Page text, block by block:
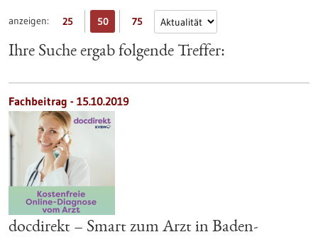
anzeigen: 25 50 75
Ihre Suche ergab folgende Treffer:
Fachbeitrag - 15.10.2019
docdirekt – Smart zum Arzt in Baden-